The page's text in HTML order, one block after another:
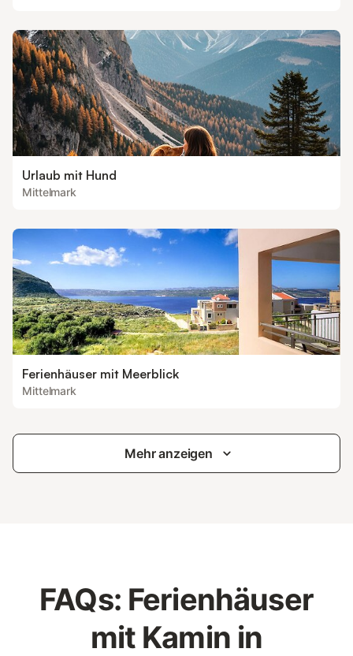
Urlaub mit Hund
Mittelmark
Ferienhäuser mit Meerblick
Mittelmark
Mehr anzeigen
FAQs: Ferienhäuser
mit Kamin in